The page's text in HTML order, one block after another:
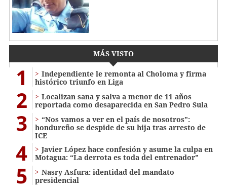
MÁS VISTO
1
Independiente le remonta al Choloma y firma
histórico triunfo en Liga
2
Localizan sana y salva a menor de 11 años
reportada como desaparecida en San Pedro Sula
3
“Nos vamos a ver en el país de nosotros”:
hondureño se despide de su hija tras arresto de
ICE
4
Javier López hace confesión y asume la culpa en
Motagua: “La derrota es toda del entrenador”
5
Nasry Asfura: identidad del mandato
presidencial